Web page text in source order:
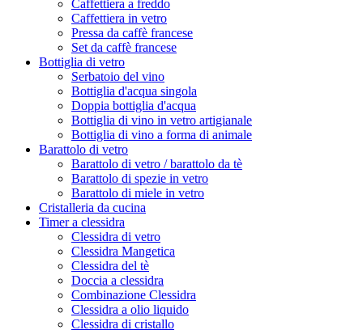
Caffettiera a freddo
Caffettiera in vetro
Pressa da caffè francese
Set da caffè francese
Bottiglia di vetro
Serbatoio del vino
Bottiglia d'acqua singola
Doppia bottiglia d'acqua
Bottiglia di vino in vetro artigianale
Bottiglia di vino a forma di animale
Barattolo di vetro
Barattolo di vetro / barattolo da tè
Barattolo di spezie in vetro
Barattolo di miele in vetro
Cristalleria da cucina
Timer a clessidra
Clessidra di vetro
Clessidra Mangetica
Clessidra del tè
Doccia a clessidra
Combinazione Clessidra
Clessidra a olio liquido
Clessidra di cristallo